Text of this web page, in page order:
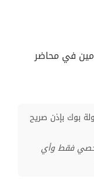
في محاضر
بوك بإذن صريح
فقط وأي